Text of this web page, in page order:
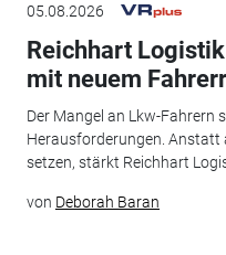
05.08.2026
Reichhart
mit neuem
Der Mangel an Lkw-Fahrern
Herausforderungen. Anstatt
setzen, stärkt Reichhart
von Deborah Baran